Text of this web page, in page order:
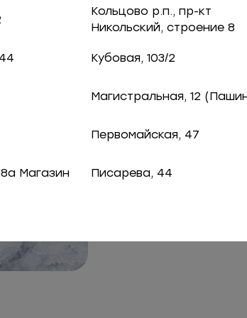
Кольцово р.п., пр-кт
Никольский, строение 8
Кубовая, 103/2
Магистральная, 12
Первомайская, 47
Магазин Писарева, 44